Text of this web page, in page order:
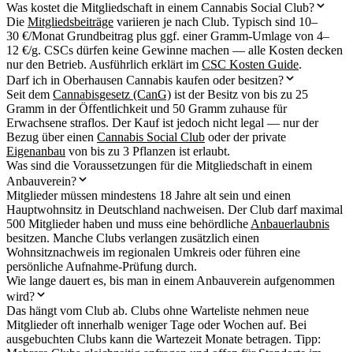
Was kostet die Mitgliedschaft in einem Cannabis Social Club?
Die Mitgliedsbeiträge variieren je nach Club. Typisch sind 10–
30 €/Monat Grundbeitrag plus ggf. einer Gramm-Umlage von 4–
12 €/g. CSCs dürfen keine Gewinne machen — alle Kosten decken
nur den Betrieb. Ausführlich erklärt im CSC Kosten Guide.
Darf ich in Oberhausen Cannabis kaufen oder besitzen?
Seit dem Cannabisgesetz (CanG) ist der Besitz von bis zu 25
Gramm in der Öffentlichkeit und 50 Gramm zuhause für
Erwachsene straflos. Der Kauf ist jedoch nicht legal — nur der
Bezug über einen Cannabis Social Club oder der private
Eigenanbau von bis zu 3 Pflanzen ist erlaubt.
Was sind die Voraussetzungen für die Mitgliedschaft in einem
Anbauverein?
Mitglieder müssen mindestens 18 Jahre alt sein und einen
Hauptwohnsitz in Deutschland nachweisen. Der Club darf maximal
500 Mitglieder haben und muss eine behördliche Anbauerlaubnis
besitzen. Manche Clubs verlangen zusätzlich einen
Wohnsitznachweis im regionalen Umkreis oder führen eine
persönliche Aufnahme-Prüfung durch.
Wie lange dauert es, bis man in einem Anbauverein aufgenommen
wird?
Das hängt vom Club ab. Clubs ohne Warteliste nehmen neue
Mitglieder oft innerhalb weniger Tage oder Wochen auf. Bei
ausgebuchten Clubs kann die Wartezeit Monate betragen. Tipp: